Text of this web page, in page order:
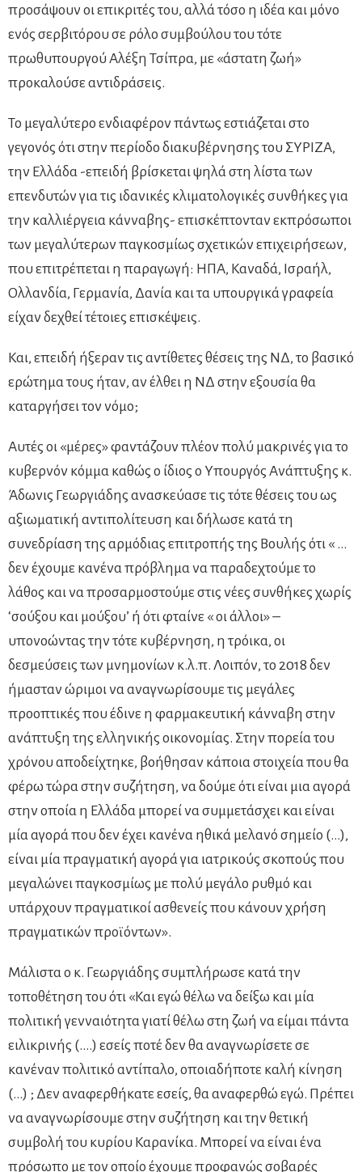
προσάψουν οι επικριτές του, αλλά τόσο η ιδέα και μόνο
ενός σερβιτόρου σε ρόλο συμβούλου του τότε
πρωθυπουργού Αλέξη Τσίπρα, με «άστατη ζωή»
προκαλούσε αντιδράσεις.
Το μεγαλύτερο ενδιαφέρον πάντως εστιάζεται στο
γεγονός ότι στην περίοδο διακυβέρνησης του ΣΥΡΙΖΑ,
την Ελλάδα -επειδή βρίσκεται ψηλά στη λίστα των
επενδυτών για τις ιδανικές κλιματολογικές συνθήκες για
την καλλιέργεια κάνναβης- επισκέπτονταν εκπρόσωποι
των μεγαλύτερων παγκοσμίως σχετικών επιχειρήσεων,
που επιτρέπεται η παραγωγή: ΗΠΑ, Καναδά, Ισραήλ,
Ολλανδία, Γερμανία, Δανία και τα υπουργικά γραφεία
είχαν δεχθεί τέτοιες επισκέψεις.
Και, επειδή ήξεραν τις αντίθετες θέσεις της ΝΔ, το βασικό
ερώτημα τους ήταν, αν έλθει η ΝΔ στην εξουσία θα
καταργήσει τον νόμο;
Αυτές οι «μέρες» φαντάζουν πλέον πολύ μακρινές για το
κυβερνόν κόμμα καθώς ο ίδιος ο Υπουργός Ανάπτυξης κ.
Άδωνις Γεωργιάδης ανασκεύασε τις τότε θέσεις του ως
αξιωματική αντιπολίτευση και δήλωσε κατά τη
συνεδρίαση της αρμόδιας επιτροπής της Βουλής ότι « …
δεν έχουμε κανένα πρόβλημα να παραδεχτούμε το
λάθος και να προσαρμοστούμε στις νέες συνθήκες χωρίς
‘σούξου και μούξου’ ή ότι φταίνε « οι άλλοι» –
υπονοώντας την τότε κυβέρνηση, η τρόικα, οι
δεσμεύσεις των μνημονίων κ.λ.π. Λοιπόν, το 2018 δεν
ήμασταν ώριμοι να αναγνωρίσουμε τις μεγάλες
προοπτικές που έδινε η φαρμακευτική κάνναβη στην
ανάπτυξη της ελληνικής οικονομίας. Στην πορεία του
χρόνου αποδείχτηκε, βοήθησαν κάποια στοιχεία που θα
φέρω τώρα στην συζήτηση, να δούμε ότι είναι μια αγορά
στην οποία η Ελλάδα μπορεί να συμμετάσχει και είναι
μία αγορά που δεν έχει κανένα ηθικά μελανό σημείο (…),
είναι μία πραγματική αγορά για ιατρικούς σκοπούς που
μεγαλώνει παγκοσμίως με πολύ μεγάλο ρυθμό και
υπάρχουν πραγματικοί ασθενείς που κάνουν χρήση
πραγματικών προϊόντων».
Μάλιστα ο κ. Γεωργιάδης συμπλήρωσε κατά την
τοποθέτηση του ότι «Και εγώ θέλω να δείξω και μία
πολιτική γενναιότητα γιατί θέλω στη ζωή να είμαι πάντα
ειλικρινής (….) εσείς ποτέ δεν θα αναγνωρίσετε σε
κανέναν πολιτικό αντίπαλο, οποιαδήποτε καλή κίνηση
(…) ; Δεν αναφερθήκατε εσείς, θα αναφερθώ εγώ. Πρέπει
να αναγνωρίσουμε στην συζήτηση και την θετική
συμβολή του κυρίου Καρανίκα. Μπορεί να είναι ένα
πρόσωπο με τον οποίο έχουμε προφανώς σοβαρές